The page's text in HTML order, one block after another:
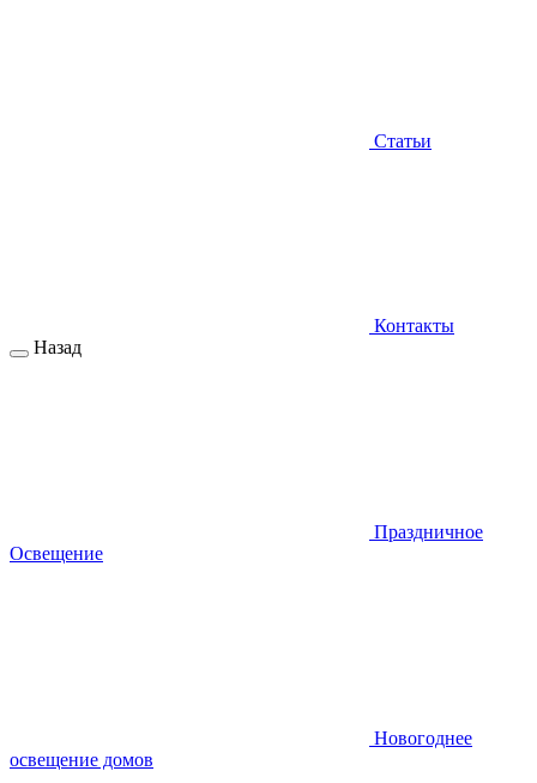
Статьи
Контакты
Назад
Праздничное
Освещение
Новогоднее
освещение домов